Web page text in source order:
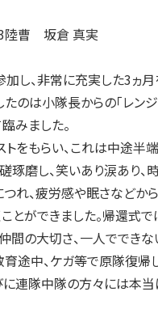
陸曹 坂倉 真実
し、非常に充実した3ヵ月
のは小隊長からの「レンジ
みました。
をもらい、これは中途半
琢磨し、笑いあり涙あり、
れ、疲労感や眠さなどか
とができました。帰還式
間の大切さ、一人ででき
育途中、ケガ等で原隊復
連隊中隊の方々には本当